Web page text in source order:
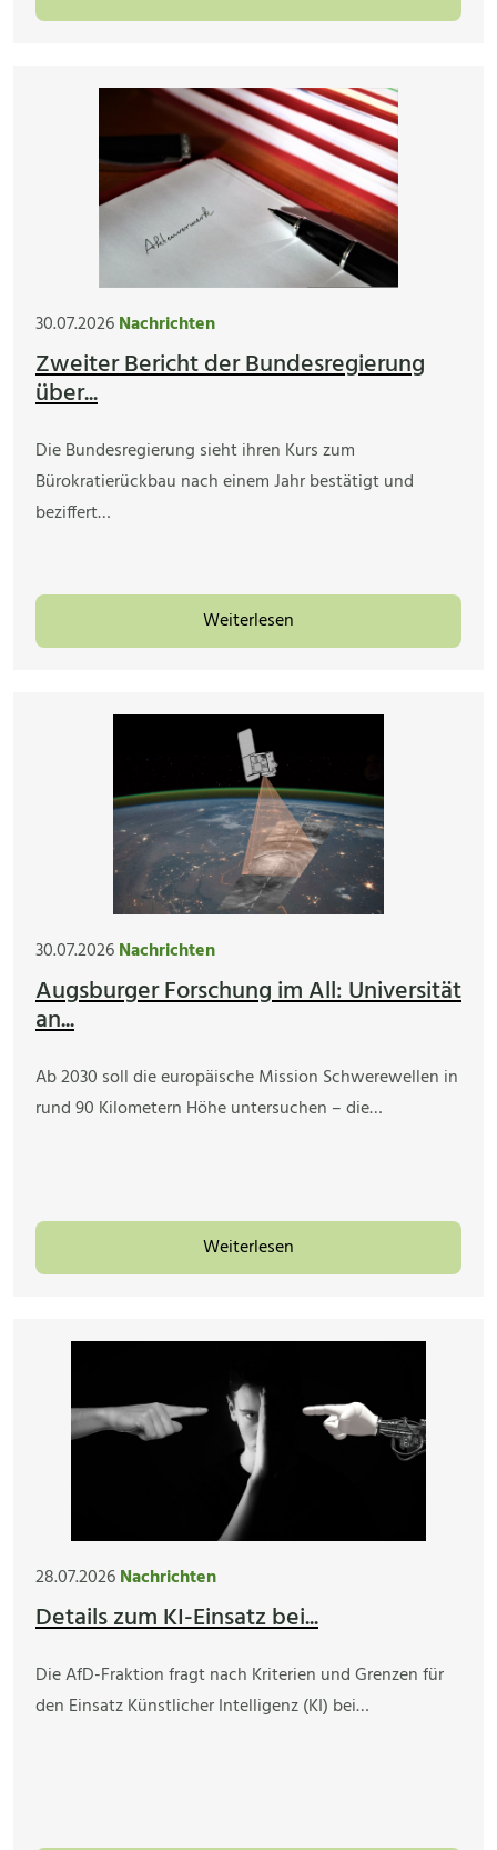
30.07.2026Nachrichten
Zweiter Bericht der Bundesregierung
über...
Die Bundesregierung sieht ihren Kurs zum
Bürokratierückbau nach einem Jahr bestätigt und
beziffert…
Weiterlesen
30.07.2026Nachrichten
Augsburger Forschung im All: Universität
an...
Ab 2030 soll die europäische Mission Schwerewellen in
rund 90 Kilometern Höhe untersuchen – die…
Weiterlesen
28.07.2026Nachrichten
Details zum KI-Einsatz bei...
Die AfD-Fraktion fragt nach Kriterien und Grenzen für
den Einsatz Künstlicher Intelligenz (KI) bei…